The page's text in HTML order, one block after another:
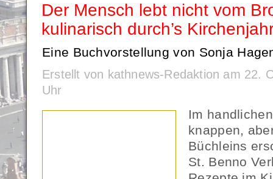
Der Mensch lebt nicht vom
kulinarisch durch’s
Eine Buchvorstellung von Sonja
Erstellt von kathnews-Redaktion am 22.
Uhr
Im
knappen,
Büchleins
St. Benno